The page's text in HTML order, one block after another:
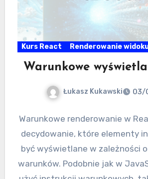
Kurs React Renderowanie
Warunkowe
Łukasz Kukawski 03/
Warunkowe renderowanie w
decydowanie, które elementy
być wyświetlane w zależności
warunków. Podobnie jak w